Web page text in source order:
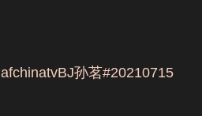
afchinatvBJ孙茗#20210715